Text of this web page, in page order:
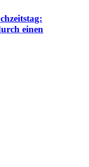
einen